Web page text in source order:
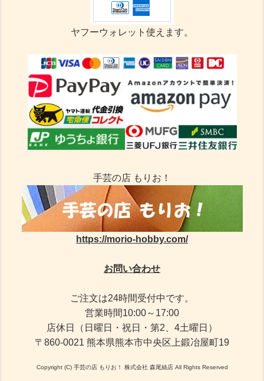
ヤフーウォレット使えます。
手芸の店 もりお！
https://morio-hobby.com/
お問い合わせ
ご注文は24時間受付中です。
営業時間10:00～17:00
店休日（日曜日・祝日・第2、4土曜日）
〒860-0021 熊本県熊本市中央区上鍛冶屋町19
Copyright (C) 手芸の店 もりお！ 株式会社 森尾絲店 All Rights Reserved